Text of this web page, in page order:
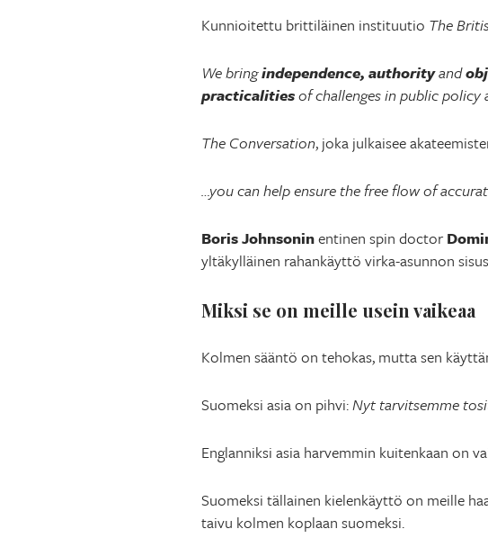
Kunnioitettu brittiläinen instituutio The
We bringindependence, authorityand
practicalitiesof challenges in public policy
The Conversation, joka julkaisee
…you can help ensure the free flow of
Boris Johnsoninentinen spin doctor
yltäkylläinen rahankäyttö virka-asunnon
Miksi se on meille usein vaikeaa
Kolmen sääntö on tehokas, mutta sen
Suomeksi asia on pihvi:Nyt tarvitsemme
Englanniksi asia harvemmin kuitenkaan on
Suomeksi tällainen kielenkäyttö on meille
taivu kolmen koplaan suomeksi.